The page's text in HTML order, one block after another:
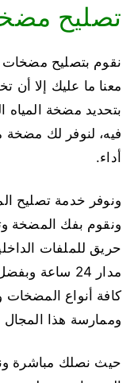
تصليح
نقوم بتصليح مضخات
معنا ما عليك إلا أن
بتحديد مضخة المياه
فيه، لنوفر لك مضخة
أداء.
ونوفر خدمة تصليح
ونقوم بفك المضخة
حريق للملفات
مدار 24
كافة أنواع المضخات
وممارسة هذا
حيث نصلك مباشرة